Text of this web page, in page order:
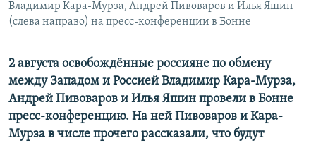
Владимир Кара-Мурза, Андрей Пивоваров и Илья Яшин
(слева направо) на пресс-конференции в Бонне
2 августа освобождённые россияне по обмену
между Западом и Россией Владимир Кара-Мурза,
Андрей Пивоваров и Илья Яшин провели в Бонне
пресс-конференцию. На ней Пивоваров и Кара-
Мурза в числе прочего рассказали, что будут